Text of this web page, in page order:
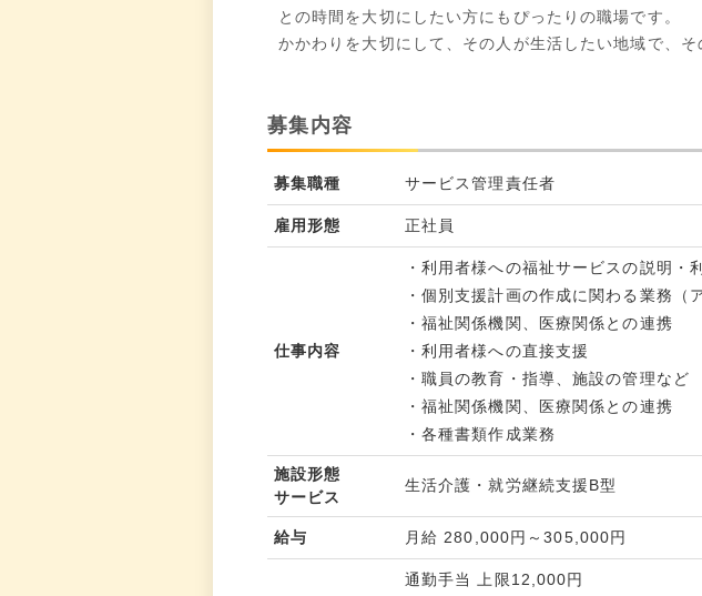
との時間を大切にしたい方にもぴったりの職場です。
かかわりを大切にして、その人が生活したい地域で、
募集内容
募集職種 サービス管理責任者
雇用形態 正社員
仕事内容
・利用者様への福祉サービスの説明・
・個別支援計画の作成に関わる業務（
・福祉関係機関、医療関係との連携
・利用者様への直接支援
・職員の教育・指導、施設の管理など
・福祉関係機関、医療関係との連携
・各種書類作成業務
施設形態
サービス
生活介護・就労継続支援B型
給与 月給 280,000円～305,000円
通勤手当 上限12,000円